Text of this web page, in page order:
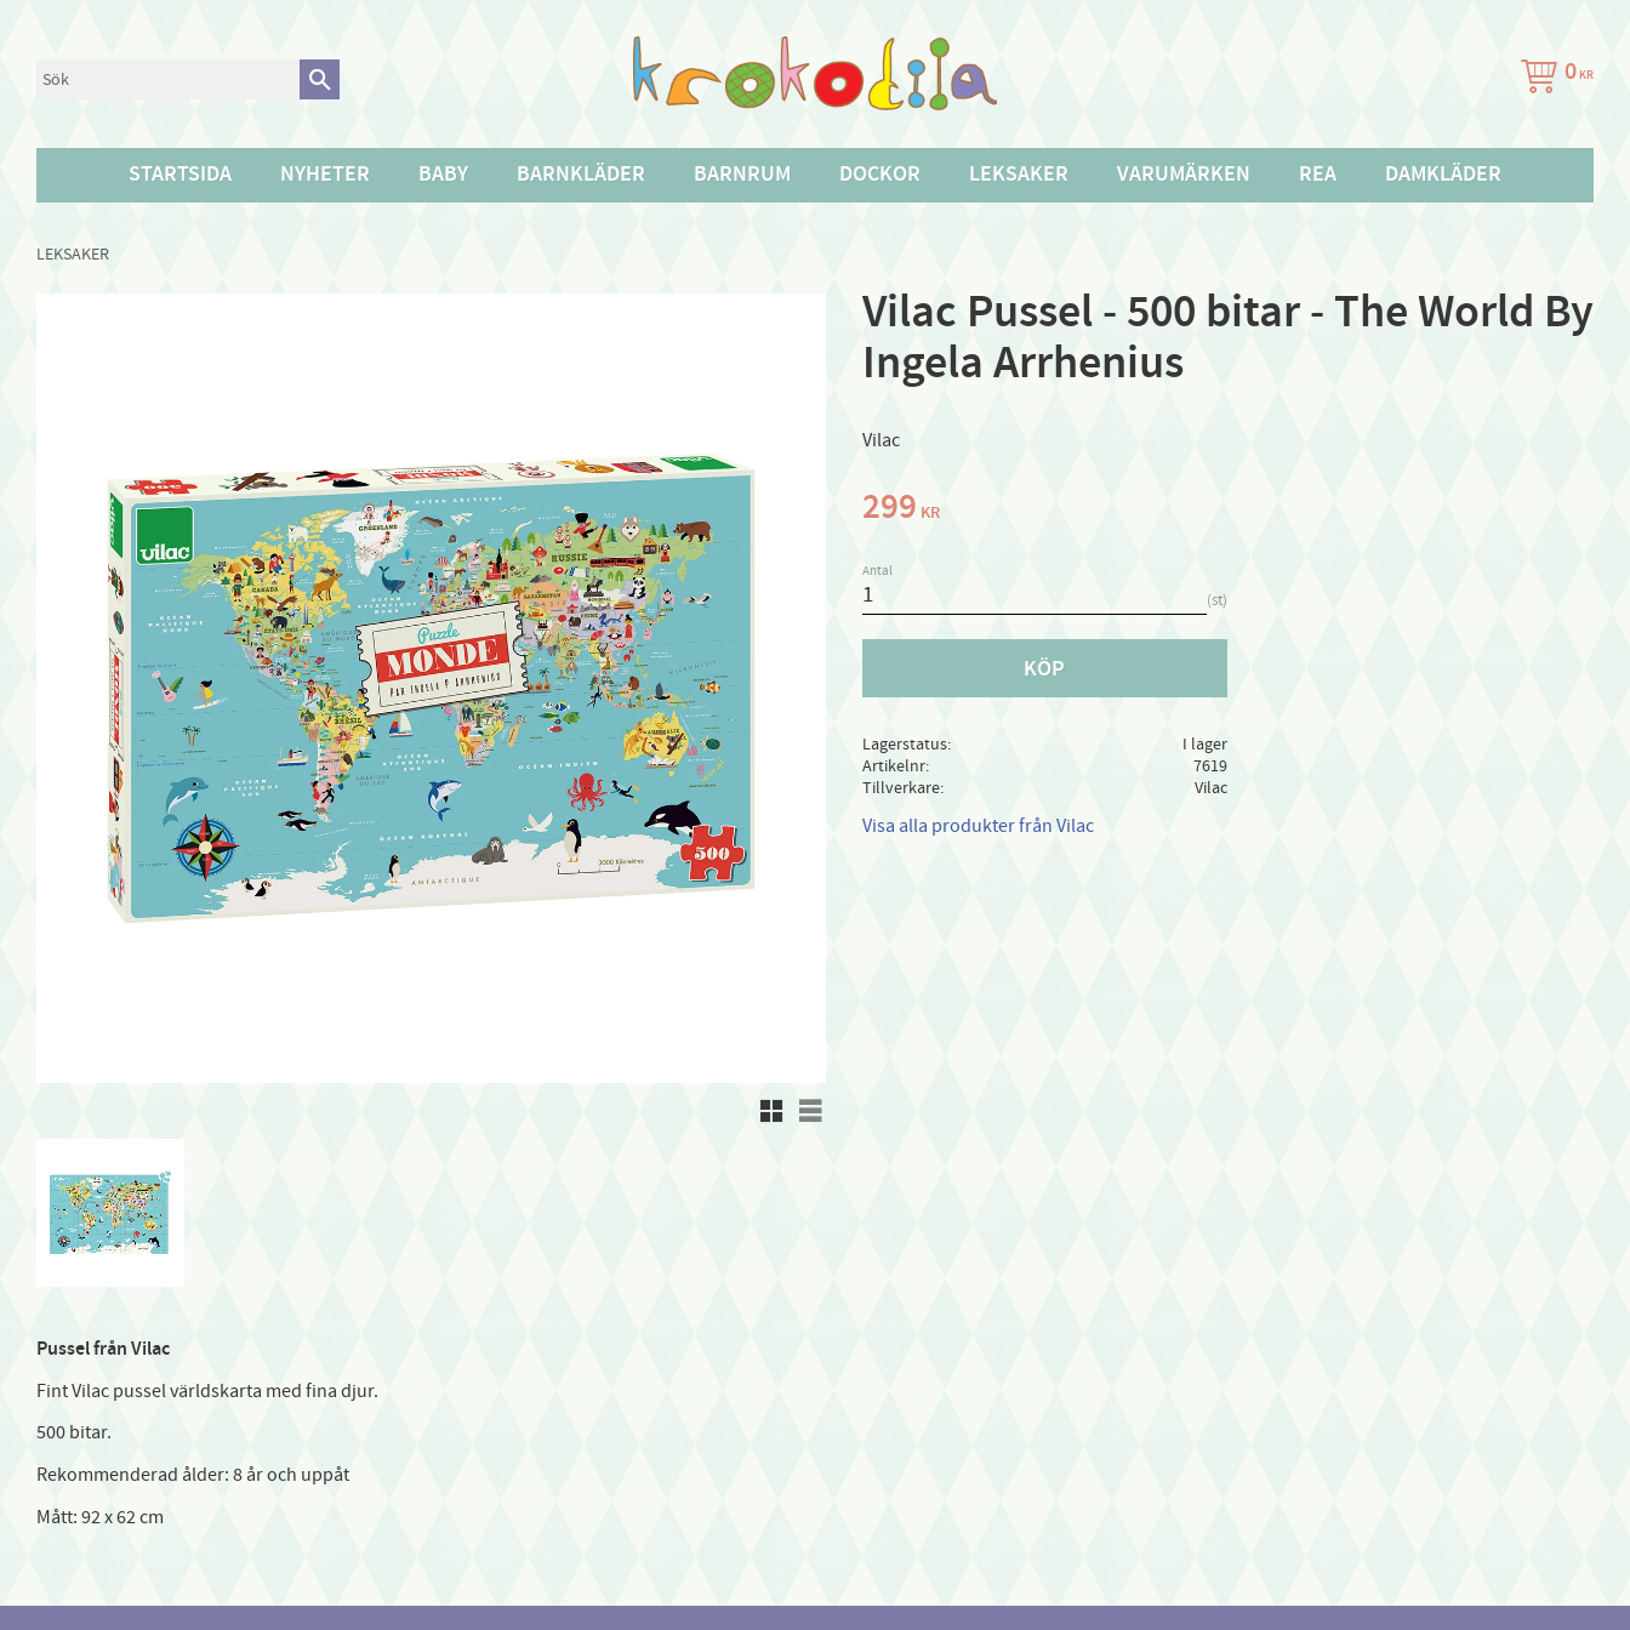
0 KR
STARTSIDA NYHETER BABY BARNKLÄDER BARNRUM DOCKOR LEKSAKER VARUMÄRKEN REA DAMKLÄDER
LEKSAKER
Vilac Pussel - 500 bitar - The World By
Ingela Arrhenius
Vilac
Rutnätsvy
Listvy
299 KR
Antal
st
KÖP
Lagerstatus
I lager
Artikelnr
7619
Tillverkare
Vilac
Visa alla produkter från Vilac
Pussel från Vilac
Fint Vilac pussel världskarta med fina djur.
500 bitar.
Rekommenderad ålder: 8 år och uppåt
Mått: 92 x 62 cm